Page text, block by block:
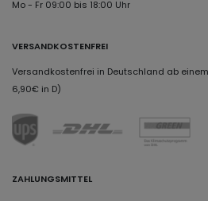
Mo - Fr 09:00 bis 18:00 Uhr
VERSANDKOSTENFREI
Versandkostenfrei in Deutschland ab
6,90€ in D)
ZAHLUNGSMITTEL